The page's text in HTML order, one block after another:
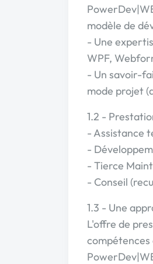
modèle de
- Une
WPF,
- Un savoir-
mode projet
1.2 -
- Assistance
-
- Tierce
- Conseil
1.3 - Une
L'offre de
compétences